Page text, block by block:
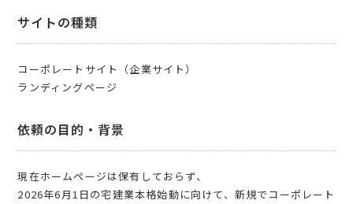
サイトの種類
コーポレートサイト（企業サイト）
ランディングページ
依頼の目的・背景
現在ホームページは保有しておらず、
2026年6月1日の宅建業本格始動に向けて、新規でコーポレート